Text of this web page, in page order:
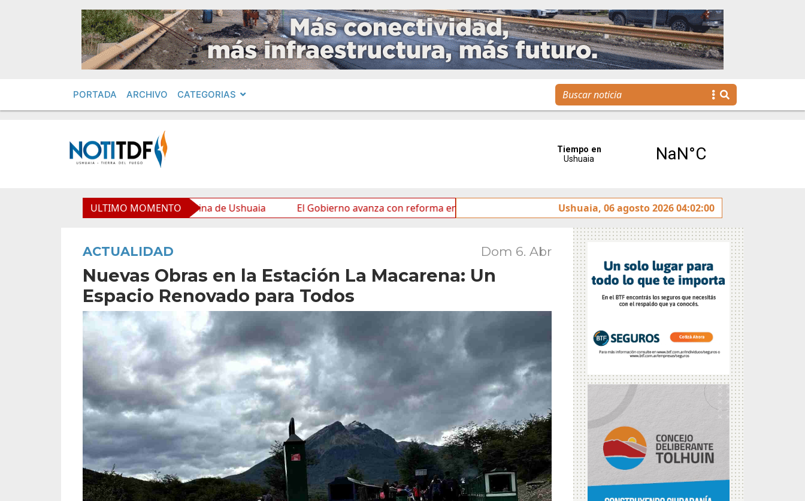
PORTADA ARCHIVO CATEGORIAS
ULTIMO MOMENTO
equipamiento para la Nueva Usina de Ushuaia El Gobierno avanza con reforma en el Senado Ideas de los jóvenes llegan a la gestión pública a través de una
Ushuaia, 06 agosto 2026 04:02:00
ACTUALIDAD Dom 6. Abr
Nuevas Obras en la Estación La Macarena: Un
Espacio Renovado para Todos